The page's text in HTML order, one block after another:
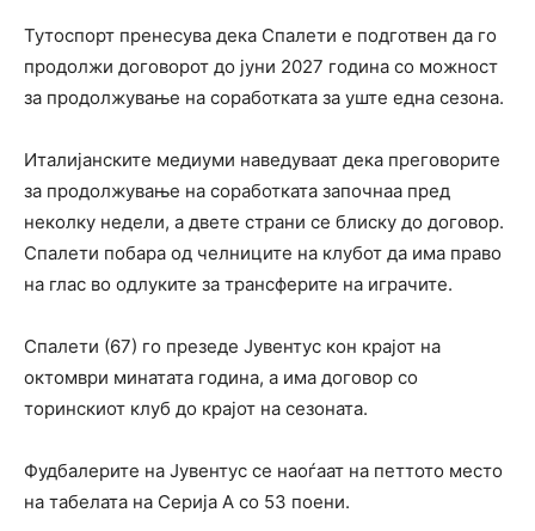
Тутоспорт пренесува дека Спалети е подготвен да го
продолжи договорот до јуни 2027 година со можност
за продолжување на соработката за уште една сезона.
Италијанските медиуми наведуваат дека преговорите
за продолжување на соработката започнаа пред
неколку недели, а двете страни се блиску до договор.
Спалети побара од челниците на клубот да има право
на глас во одлуките за трансферите на играчите.
Спалети (67) го презеде Јувентус кон крајот на
октомври минатата година, а има договор со
торинскиот клуб до крајот на сезоната.
Фудбалерите на Јувентус се наоѓаат на петтото место
на табелата на Серија А со 53 поени.